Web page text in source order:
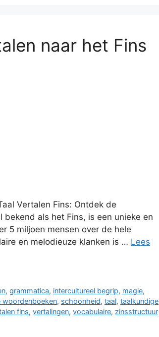
naar het Fins
Vertalen Fins: Ontdek de
bekend als het Fins, is een unieke en
5 miljoen mensen over de hele
en melodieuze klanken is … Lees
,grammatica, intercultureel begrip, magie,
woordenboeken, schoonheid, taal, taalkundige
fins, vertalingen, vocabulaire, zinsstructuur